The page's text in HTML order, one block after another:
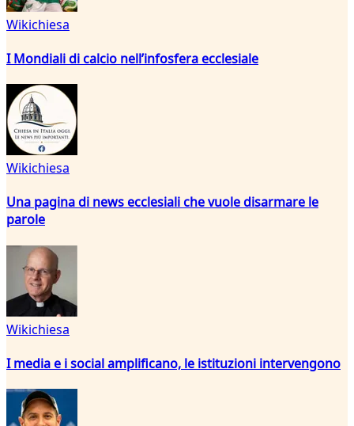
Wikichiesa
I Mondiali di calcio nell’infosfera ecclesiale
Wikichiesa
Una pagina di news ecclesiali che vuole disarmare le
parole
Wikichiesa
I media e i social amplificano, le istituzioni intervengono